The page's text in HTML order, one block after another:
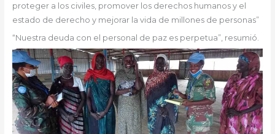
proteger a los civiles, promover los derechos humanos y el
estado de derecho y mejorar la vida de millones de personas”
“Nuestra deuda con el personal de paz es perpetua”, resumió.